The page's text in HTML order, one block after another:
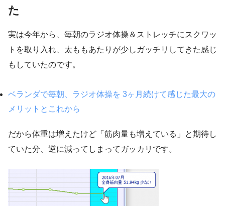
た
実は今年から、毎朝のラジオ体操＆ストレッチにスクワッ
トを取り入れ、太ももあたりが少しガッチリしてきた感じ
もしていたのです。
ベランダで毎朝、ラジオ体操を 3ヶ月続けて感じた最大の
メリットとこれから
だから体重は増えたけど「筋肉量も増えている」と期待し
ていた分、逆に減ってしまってガッカリです。